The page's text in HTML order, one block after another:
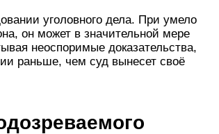
уголовного дела. При умело
он может в значительной мере
неоспоримые доказательства,
раньше, чем суд вынесет своё